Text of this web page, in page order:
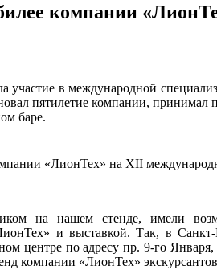
компании
участие в международной
пятилетие компании, принимал
баре.
«ЛионТех» на XII
на нашем стенде, имели
и выставкой. Так, в
центре по адресу пр. 9-го
компании «ЛионТех»